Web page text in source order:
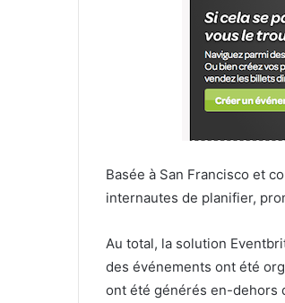
Basée à San Francisco et
internautes de planifier,
Au total, la solution
des événements ont été
ont été générés en-dehors